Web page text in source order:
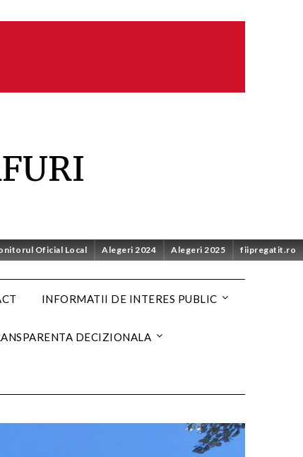
Oficial Local Alegeri 2024 Alegeri 2025 fiipregatit.ro
INFORMATII DE INTERES PUBLIC
DECIZIONALA